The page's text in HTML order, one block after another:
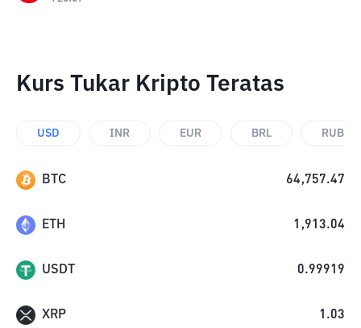
Kurs Tukar Kripto Teratas
USD INR EUR BRL RUB
BTC 64,757.47
ETH 1,913.04
USDT 0.99919
XRP 1.03